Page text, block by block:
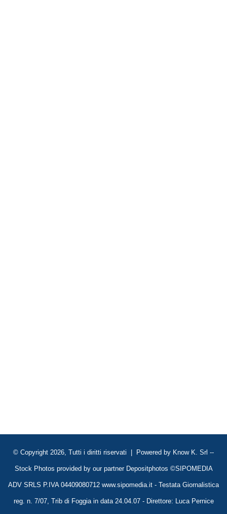
© Copyright 2026, Tutti i diritti riservati | Powered by Know K. Srl --
Stock Photos provided by our partner Depositphotos ©SIPOMEDIA
ADV SRLS P.IVA 04409080712 www.sipomedia.it - Testata Giornalistica
reg. n. 7/07, Trib di Foggia in data 24.04.07 - Direttore: Luca Pernice